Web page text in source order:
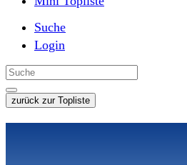
Suche
Login
zurück zur Topliste